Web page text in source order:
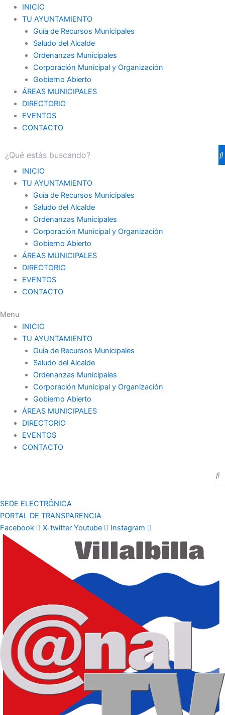
INICIO
TU AYUNTAMIENTO
Guía de Recursos Municipales
Saludo del Alcalde
Ordenanzas Municipales
Corporación Municipal y Organización
Gobierno Abierto
ÁREAS MUNICIPALES
DIRECTORIO
EVENTOS
CONTACTO
INICIO
TU AYUNTAMIENTO
Guía de Recursos Municipales
Saludo del Alcalde
Ordenanzas Municipales
Corporación Municipal y Organización
Gobierno Abierto
ÁREAS MUNICIPALES
DIRECTORIO
EVENTOS
CONTACTO
Menu
INICIO
TU AYUNTAMIENTO
Guía de Recursos Municipales
Saludo del Alcalde
Ordenanzas Municipales
Corporación Municipal y Organización
Gobierno Abierto
ÁREAS MUNICIPALES
DIRECTORIO
EVENTOS
CONTACTO
SEDE ELECTRÓNICA
PORTAL DE TRANSPARENCIA
Facebook
X-twitter Youtube Instagram